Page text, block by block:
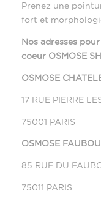
Prenez une
fort et
Nos adresses
coeur OSMOSE
OSMOSE
17 RUE PIERRE
75001 PARIS
OSMOSE
85 RUE DU
75011 PARIS